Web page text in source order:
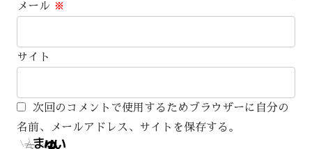
メール ※
サイト
次回のコメントで使用するためブラウザーに自分の
名前、メールアドレス、サイトを保存する。